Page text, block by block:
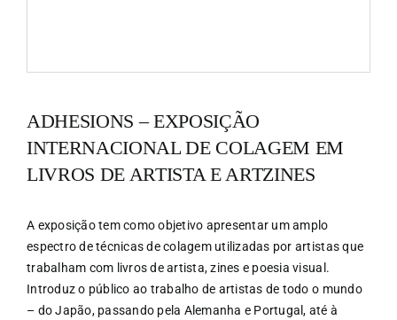
ADHESIONS – EXPOSIÇÃO
INTERNACIONAL DE COLAGEM EM
LIVROS DE ARTISTA E ARTZINES
A exposição tem como objetivo apresentar um amplo
espectro de técnicas de colagem utilizadas por artistas que
trabalham com livros de artista, zines e poesia visual.
Introduz o público ao trabalho de artistas de todo o mundo
– do Japão, passando pela Alemanha e Portugal, até à